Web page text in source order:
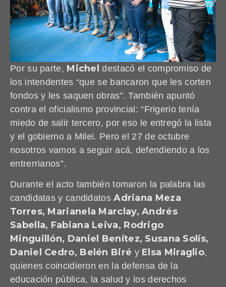
Por su parte, Michel destacó el compromiso de
los intendentes “que se bancaron que les corten
fondos y les saquen obras”. También apuntó
contra el oficialismo provincial: “Frigerio tenía
miedo de salir tercero, por eso le entregó la lista
y el gobierno a Milei. Pero el 27 de octubre
nosotros vamos a seguir acá, defendiendo a los
entrerrianos”.
Durante el acto también tomaron la palabra las
candidatas y candidatosAdriana Meza
Torres, Marianela Marclay, Andrés
Sabella, Fabiana Leiva, Rodrigo
Minguillón, Daniel Benítez, Susana Solís,
Daniel Cedro, Belén Biré y Elsa Miraglio,
quienes coincidieron en la defensa de la
educación pública, la salud y los derechos